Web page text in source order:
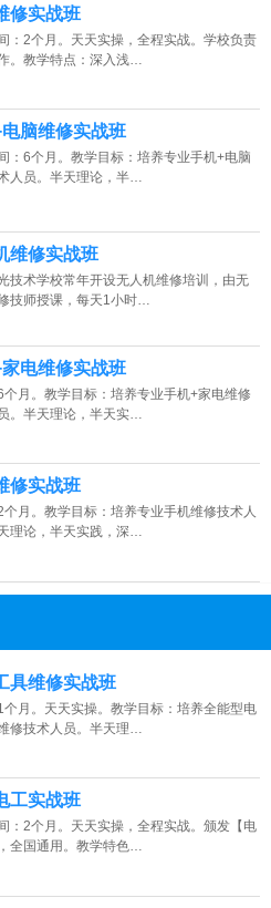
）报名: 【手机维修培训班】
）报名:
修实战班
：2个月。天天实操，全程实战。学校负责
。教学特点：深入浅…
脑维修实战班
：6个月。教学目标：培养专业手机+电脑
人员。半天理论，半…
维修实战班
技术学校常年开设无人机维修培训，由无
技师授课，每天1小时…
电维修实战班
个月。教学目标：培养专业手机+家电维修
。半天理论，半天实…
修实战班
个月。教学目标：培养专业手机维修技术人
理论，半天实践，深…
具维修实战班
个月。天天实操。教学目标：培养全能型电
修技术人员。半天理…
工实战班
：2个月。天天实操，全程实战。颁发【电
全国通用。教学特色…